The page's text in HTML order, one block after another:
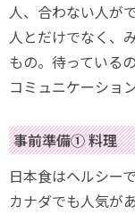
人、合わない人が
人とだけでなく、
もの。待っている
コミュニケーショ
事前準備① 料理
日本食はヘルシー
カナダでも人気が